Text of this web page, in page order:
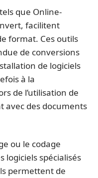
tels que Online-
facilitent
format. Ces outils
de conversions
de logiciels
à la
de l’utilisation de
avec des documents
ou le codage
logiciels spécialisés
permettent de